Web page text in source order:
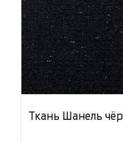
Ткань Шанель